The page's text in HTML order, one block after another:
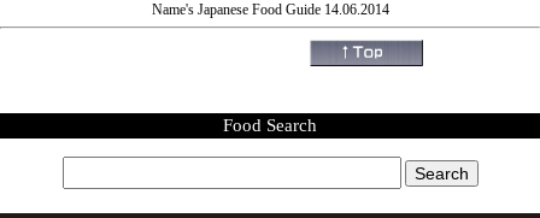
Name's Japanese Food Guide 14.06.2014
Food Search